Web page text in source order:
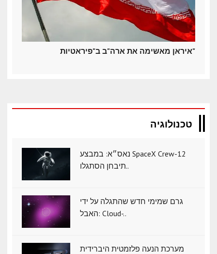
איראן מאשימה את ארה"ב ב"פיראטיות"
טכנולוגיה
נאס״א: במבצע SpaceX Crew-12
תיבחן הסתגלו..
גרם שמימי חדש שהתגלה על ידי
האבל: Cloud-..
מערכת הנעה פלזמטית היברידית